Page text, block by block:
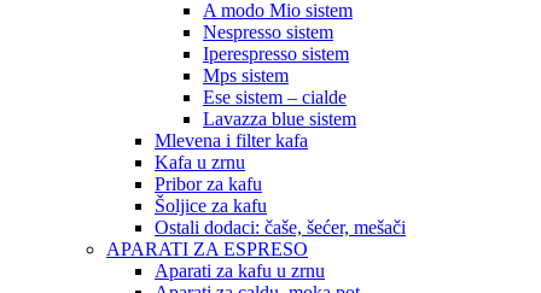
A modo Mio sistem
Nespresso sistem
Iperespresso sistem
Mps sistem
Ese sistem – cialde
Lavazza blue sistem
Mlevena i filter kafa
Kafa u zrnu
Pribor za kafu
Šoljice za kafu
Ostali dodaci: čaše, šećer, mešači
APARATI ZA ESPRESO
Aparati za kafu u zrnu